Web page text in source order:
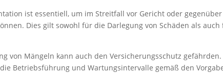
ist essentiell, um im Streitfall vor Gericht oder gegenüber
Dies gilt sowohl für die Darlegung von Schäden als auch
von Mängeln kann auch den Versicherungsschutz gefährden.
Betriebsführung und Wartungsintervalle gemäß den